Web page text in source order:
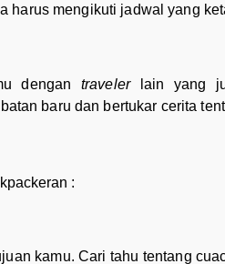
harus mengikuti jadwal yang
dengan traveler
lain yang
baru dan bertukar cerita
:
kamu. Cari tahu tentang